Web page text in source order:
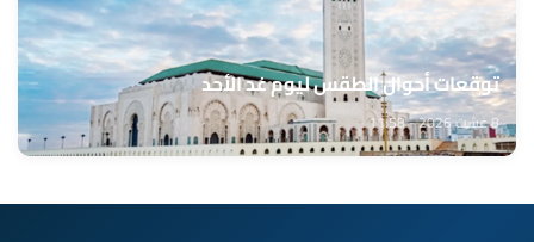
توقعات أحوال الطقس ليوم غد الأحد
8 غشت 2026 - 11:58